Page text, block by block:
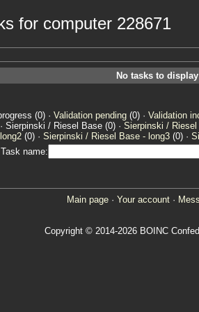
for computer 228671
No tasks to display
(0) · Validation pending (0) · Validation
Sierpinski / Riesel Base (0) · Sierpinski /
(0) · Sierpinski / Riesel Base - long3(0) ·
Task name:
Main page · Your account ·
Copyright © 2014-2026 BOINC